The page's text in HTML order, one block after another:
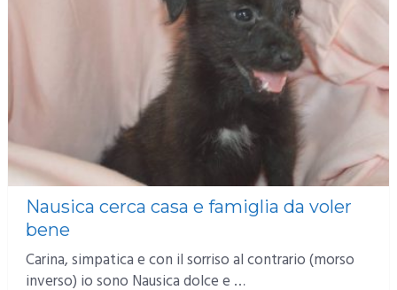
Nausica cerca casa e famiglia da voler
bene
Carina, simpatica e con il sorriso al contrario (morso
inverso) io sono Nausica dolce e …